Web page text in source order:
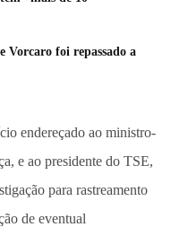
Vorcaro foi repassado a
endereçado ao ministro-
e ao presidente do TSE,
para rastreamento
de eventual